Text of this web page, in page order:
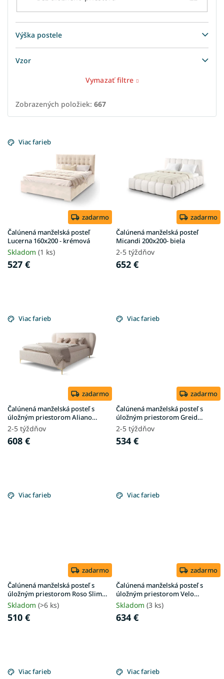
Výška postele
Vzor
Vymazať filtre
Zobrazených položiek: 667
ý
u
k
t
o
Viac farieb
zadarmo
Čalúnená manželská posteľ
Lucerna 160x200 - krémová
Skladom (1 ks)
527 €
zadarmo
Čalúnená manželská posteľ
Micandi 200x200- biela
2-5 týždňov
652 €
Viac farieb
zadarmo
Čalúnená manželská posteľ s
úložným priestorom Aliano
140x200 - krémová
2-5 týždňov
608 €
Viac farieb
zadarmo
Čalúnená manželská posteľ s
úložným priestorom Greid
160x200 - krémová
2-5 týždňov
534 €
Viac farieb
zadarmo
Čalúnená manželská posteľ s
úložným priestorom Roso Slim
180x200 - piesková
Skladom (>6 ks)
510 €
Viac farieb
zadarmo
Čalúnená manželská posteľ s
úložným priestorom Velo
180x200 - béžová Anthology
Skladom (3 ks)
634 €
Viac farieb Viac farieb